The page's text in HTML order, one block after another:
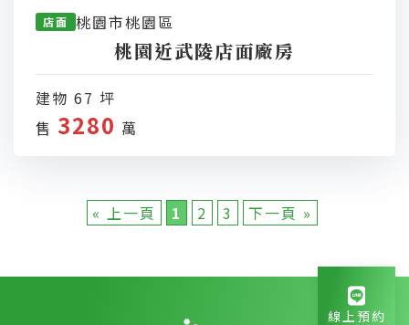
店面 桃園市桃園區
桃園近武陵店面廠房
建物 67 坪
售 3280 萬
« 上一頁 1 2 3 下一頁 »
線上預約